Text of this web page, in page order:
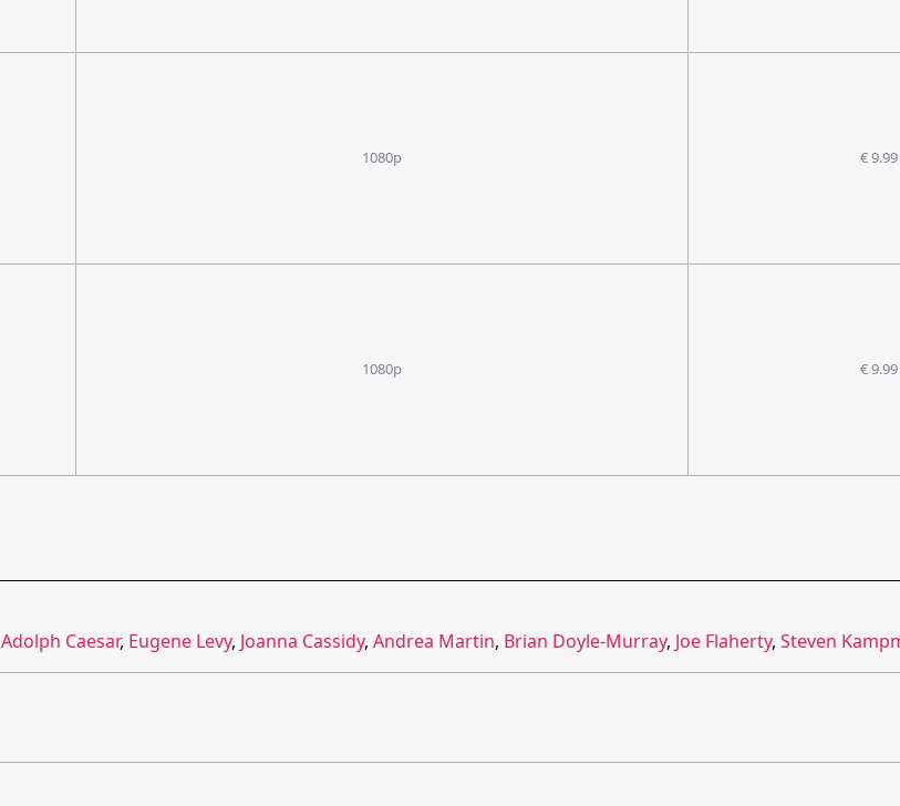
1080p € 9.99
1080p € 9.99
Adolph Caesar, Eugene Levy, Joanna Cassidy, Andrea Martin, Brian Doyle-Murray, Joe Flaherty, Steven